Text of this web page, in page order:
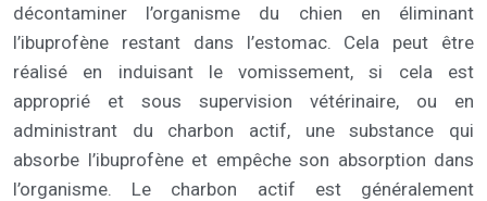
décontaminer l’organisme du chien en éliminant
l’ibuprofène restant dans l’estomac. Cela peut être
réalisé en induisant le vomissement, si cela est
approprié et sous supervision vétérinaire, ou en
administrant du charbon actif, une substance qui
absorbe l’ibuprofène et empêche son absorption dans
l’organisme. Le charbon actif est généralement